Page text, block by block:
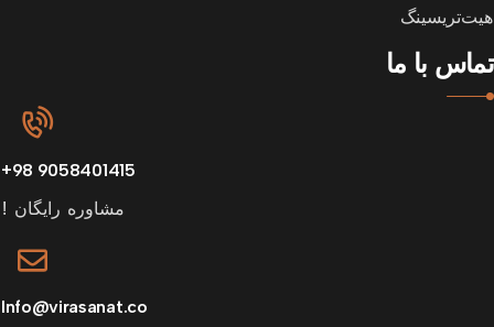
هیت‌تریسینگ
تماس با ما
9058401415 98+
مشاوره رایگان !
Info@virasanat.co